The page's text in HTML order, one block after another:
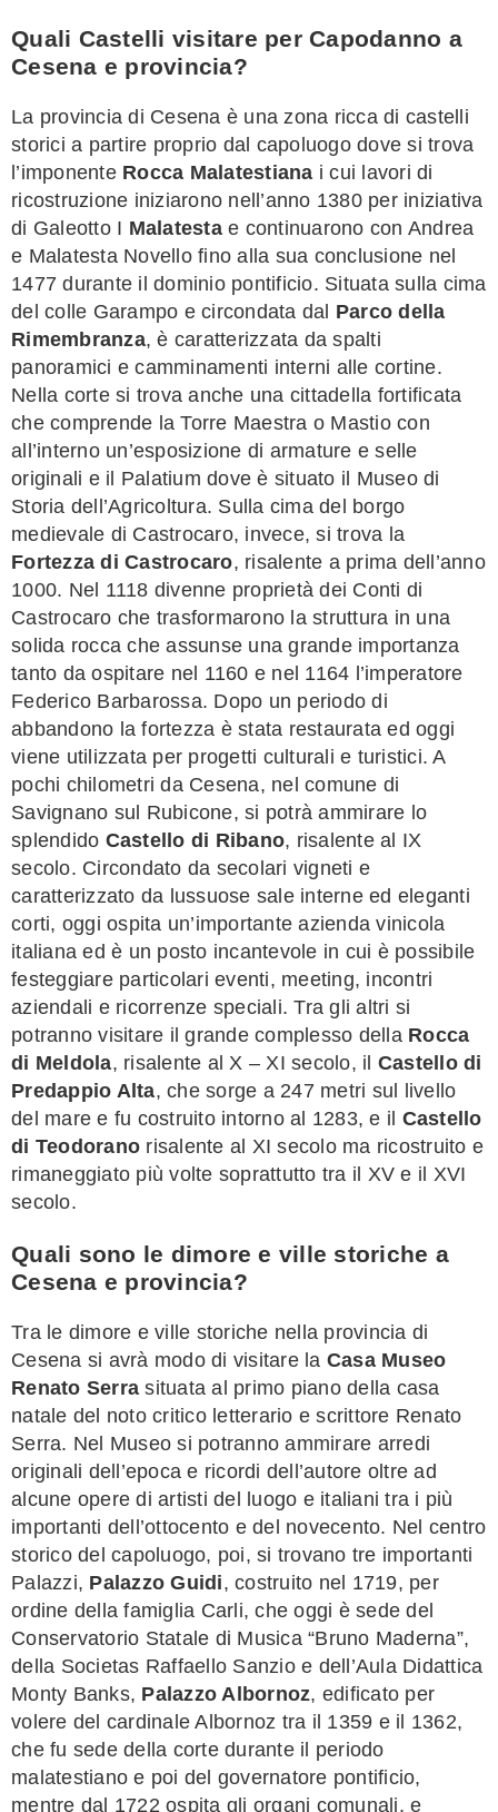
Quali Castelli visitare per Capodanno a
Cesena e provincia?
La provincia di Cesena è una zona ricca di castelli
storici a partire proprio dal capoluogo dove si trova
l’imponente Rocca Malatestiana i cui lavori di
ricostruzione iniziarono nell’anno 1380 per iniziativa
di Galeotto I Malatesta e continuarono con Andrea
e Malatesta Novello fino alla sua conclusione nel
1477 durante il dominio pontificio. Situata sulla cima
del colle Garampo e circondata dal Parco della
Rimembranza, è caratterizzata da spalti
panoramici e camminamenti interni alle cortine.
Nella corte si trova anche una cittadella fortificata
che comprende la Torre Maestra o Mastio con
all’interno un’esposizione di armature e selle
originali e il Palatium dove è situato il Museo di
Storia dell’Agricoltura. Sulla cima del borgo
medievale di Castrocaro, invece, si trova la
Fortezza di Castrocaro, risalente a prima dell’anno
1000. Nel 1118 divenne proprietà dei Conti di
Castrocaro che trasformarono la struttura in una
solida rocca che assunse una grande importanza
tanto da ospitare nel 1160 e nel 1164 l’imperatore
Federico Barbarossa. Dopo un periodo di
abbandono la fortezza è stata restaurata ed oggi
viene utilizzata per progetti culturali e turistici. A
pochi chilometri da Cesena, nel comune di
Savignano sul Rubicone, si potrà ammirare lo
splendido Castello di Ribano, risalente al IX
secolo. Circondato da secolari vigneti e
caratterizzato da lussuose sale interne ed eleganti
corti, oggi ospita un’importante azienda vinicola
italiana ed è un posto incantevole in cui è possibile
festeggiare particolari eventi, meeting, incontri
aziendali e ricorrenze speciali. Tra gli altri si
potranno visitare il grande complesso della Rocca
di Meldola, risalente al X – XI secolo, il Castello di
Predappio Alta, che sorge a 247 metri sul livello
del mare e fu costruito intorno al 1283, e il Castello
di Teodorano risalente al XI secolo ma ricostruito e
rimaneggiato più volte soprattutto tra il XV e il XVI
secolo.
Quali sono le dimore e ville storiche a
Cesena e provincia?
Tra le dimore e ville storiche nella provincia di
Cesena si avrà modo di visitare la Casa Museo
Renato Serrasituata al primo piano della casa
natale del noto critico letterario e scrittore Renato
Serra. Nel Museo si potranno ammirare arredi
originali dell’epoca e ricordi dell’autore oltre ad
alcune opere di artisti del luogo e italiani tra i più
importanti dell’ottocento e del novecento. Nel centro
storico del capoluogo, poi, si trovano tre importanti
Palazzi, Palazzo Guidi, costruito nel 1719, per
ordine della famiglia Carli, che oggi è sede del
Conservatorio Statale di Musica “Bruno Maderna”,
della Societas Raffaello Sanzio e dell’Aula Didattica
Monty Banks, Palazzo Albornoz, edificato per
volere del cardinale Albornoz tra il 1359 e il 1362,
che fu sede della corte durante il periodo
malatestiano e poi del governatore pontificio,
mentre dal 1722 ospita gli organi comunali, e